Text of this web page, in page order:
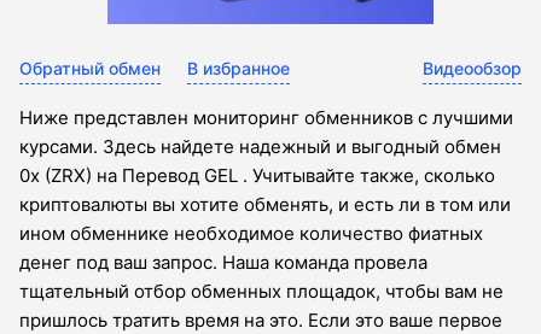
Обратный обмен В избранное Видеообзор
Ниже представлен мониторинг обменников с лучшими
курсами. Здесь найдете надежный и выгодный обмен
0x (ZRX) на Перевод GEL . Учитывайте также, сколько
криптовалюты вы хотите обменять, и есть ли в том или
ином обменнике необходимое количество фиатных
денег под ваш запрос. Наша команда провела
тщательный отбор обменных площадок, чтобы вам не
пришлось тратить время на это. Если это ваше первое